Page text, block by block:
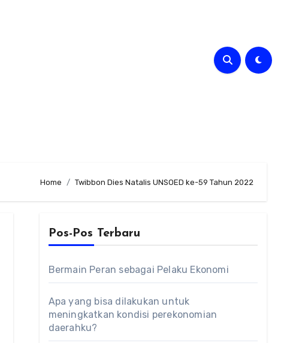
Home Twibbon Dies Natalis UNSOED ke-59 Tahun 2022
Pos-Pos Terbaru
Bermain Peran sebagai Pelaku Ekonomi
Apa yang bisa dilakukan untuk
meningkatkan kondisi perekonomian
daerahku?